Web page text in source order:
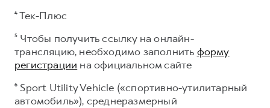
⁴ Тек-Плюс
⁵ Чтобы получить ссылку на онлайн-
трансляцию, необходимо заполнить форму
регистрации на официальном сайте
⁶ Sport Utility Vehicle («спортивно-утилитарный
автомобиль»), среднеразмерный